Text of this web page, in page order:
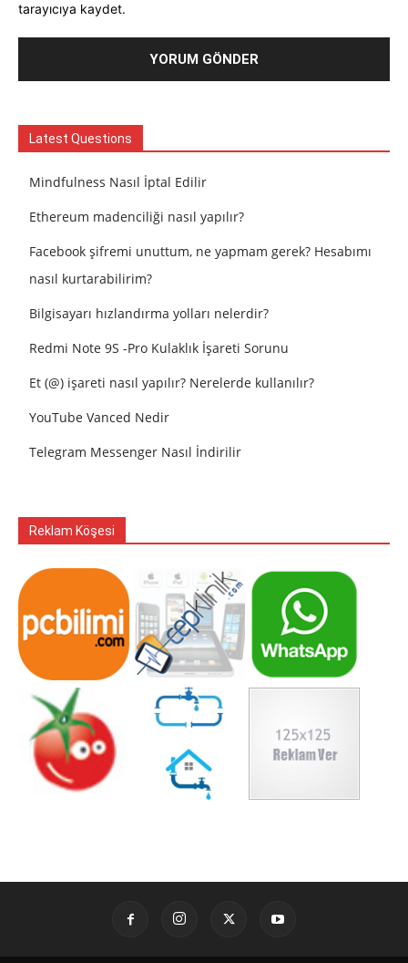
tarayıcıya kaydet.
Latest Questions
Mindfulness Nasıl İptal Edilir
Ethereum madenciliği nasıl yapılır?
Facebook şifremi unuttum, ne yapmam gerek? Hesabımı
nasıl kurtarabilirim?
Bilgisayarı hızlandırma yolları nelerdir?
Redmi Note 9S -Pro Kulaklık İşareti Sorunu
Et (@) işareti nasıl yapılır? Nerelerde kullanılır?
YouTube Vanced Nedir
Telegram Messenger Nasıl İndirilir
Reklam Köşesi